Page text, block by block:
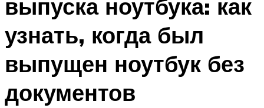
выпуска ноутбука: как
узнать, когда был
выпущен ноутбук без
документов